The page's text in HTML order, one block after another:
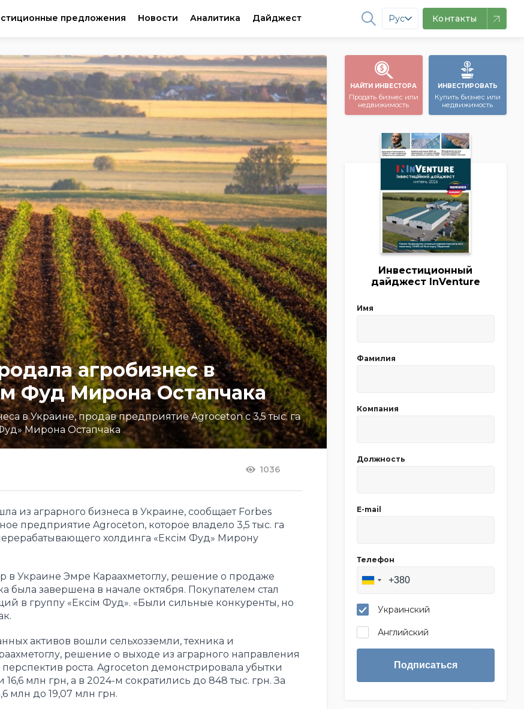
предложения Новости Аналитика Дайджест Рус Контакты
агробизнес в
Фуд Мирона Остапчака
в Украине, продав предприятие Agroceton с 3,5 тыс. га
Мирона Остапчака
1036
из аграрного бизнеса в Украине, сообщает Forbes
предприятие Agroceton, которое владело 3,5 тыс. га
холдинга «Ексім Фуд» Мирону
в Украине Эмре Караахметоглу, решение о продаже
была завершена в начале октября. Покупателем стал
в группу «Ексім Фуд». «Были сильные конкуренты, но
активов вошли сельхозземли, техника и
решение о выходе из аграрного направления
роста. Agroceton демонстрировала убытки
млн грн, а в 2024-м сократились до 848 тыс. грн. За
млн до 19,07 млн грн.
НАЙТИ ИНВЕСТОРА
Продать бизнес или
недвижимость
ИНВЕСТИРОВАТЬ
Купить бизнес или
недвижимость
Инвестиционный
дайджест InVenture
Имя
Фамилия
Компания
Должность
E-mail
Телефон
Украинский
Английский
Подписаться